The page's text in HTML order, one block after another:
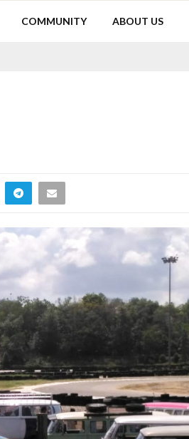
COMMUNITY ABOUT US